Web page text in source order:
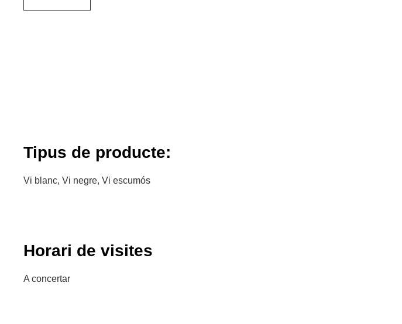
Tipus de producte:
Vi blanc, Vi negre, Vi escumós
Horari de visites
A concertar